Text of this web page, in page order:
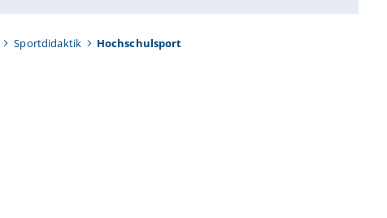
Sportdidaktik Hochschulsport